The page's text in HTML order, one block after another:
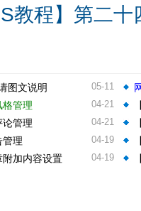
教程】第二
05-11
图文说明
04-21
格管理
04-21
论管理
04-19
管理
04-19
附加内容设置